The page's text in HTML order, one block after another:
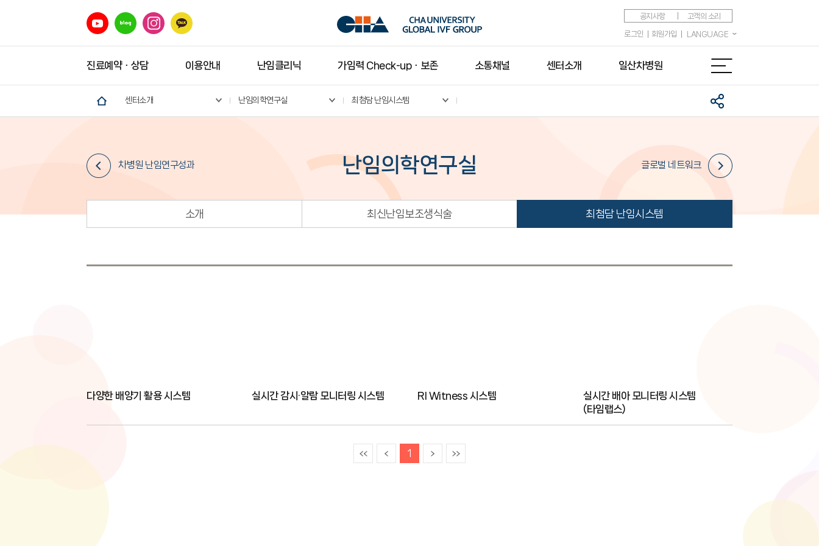
공지사항 고객의 소리
로그인 회원가입 LANGUAGE
진료예약ㆍ상담 이용안내 난임클리닉 가임력 Check-upㆍ보존 소통채널 센터소개 일산차병원
센터소개 난임의학연구실 최첨담 난임시스템
차병원 난임연구성과 난임의학연구실 글로벌 네트워크
소개 최신난임보조생식술 최첨담 난임시스템
다양한 배양기 활용 시스템 실시간 감시·알람 모니터링 시스템 RI Witness 시스템
실시간 배아 모니터링 시스템
(타임랩스)
이전 1 다음 끝